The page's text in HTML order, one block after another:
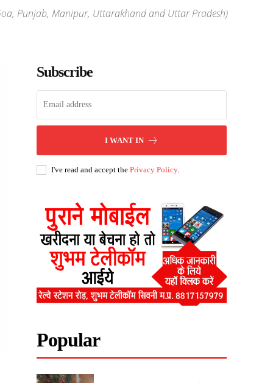
Punjab, Manipur, Uttarakhand and Uttar Pradesh)
Subscribe
I WANT IN
I've read and accept thePrivacy Policy.
Popular